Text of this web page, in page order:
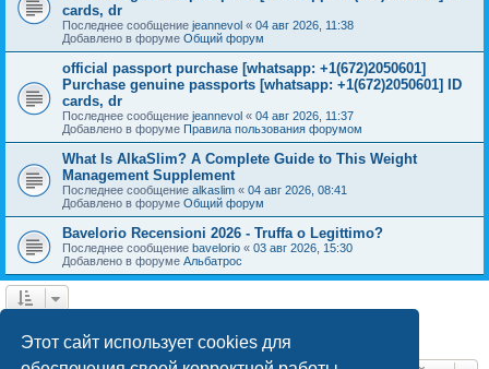
Этот сайт использует cookies для
cards, dr
Последнее сообщение jeannevol « 04 авг 2026, 11:38
Добавлено в форуме Общий форум
official passport purchase [whatsapp: +1(672)2050601]
Purchase genuine passports [whatsapp: +1(672)2050601] ID
cards, dr
Последнее сообщение jeannevol « 04 авг 2026, 11:37
Добавлено в форуме Правила пользования форумом
What Is AlkaSlim? A Complete Guide to This Weight
Management Supplement
Последнее сообщение alkaslim « 04 авг 2026, 08:41
Добавлено в форуме Общий форум
Bavelorio Recensioni 2026 - Truffa o Legittimo?
Последнее сообщение bavelorio « 03 авг 2026, 15:30
Добавлено в форуме Альбатрос